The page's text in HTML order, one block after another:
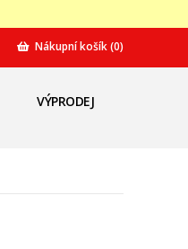
Nákupní košík(0)
VÝPRODEJ